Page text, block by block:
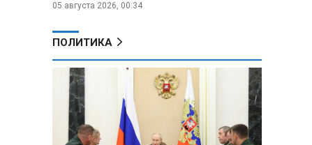
05 августа 2026, 00:34
ПОЛИТИКА